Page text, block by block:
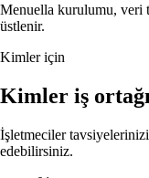
Menuella kurulumu, veri
üstlenir.
Kimler için
Kimler iş
İşletmeciler
edebilirsiniz.